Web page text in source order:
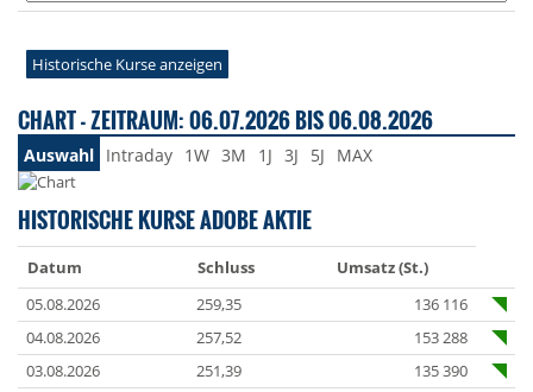
Historische Kurse anzeigen
CHART - ZEITRAUM: 06.07.2026 BIS 06.08.2026
Auswahl Intraday 1W 3M 1J 3J 5J MAX
HISTORISCHE KURSE ADOBE AKTIE
Datum Schluss
Umsatz (St.)
05.08.2026
259,35
136 116
04.08.2026
257,52
153 288
03.08.2026
251,39
135 390